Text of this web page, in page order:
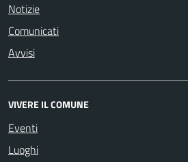
Notizie
Comunicati
Avvisi
VIVERE IL COMUNE
Eventi
Luoghi